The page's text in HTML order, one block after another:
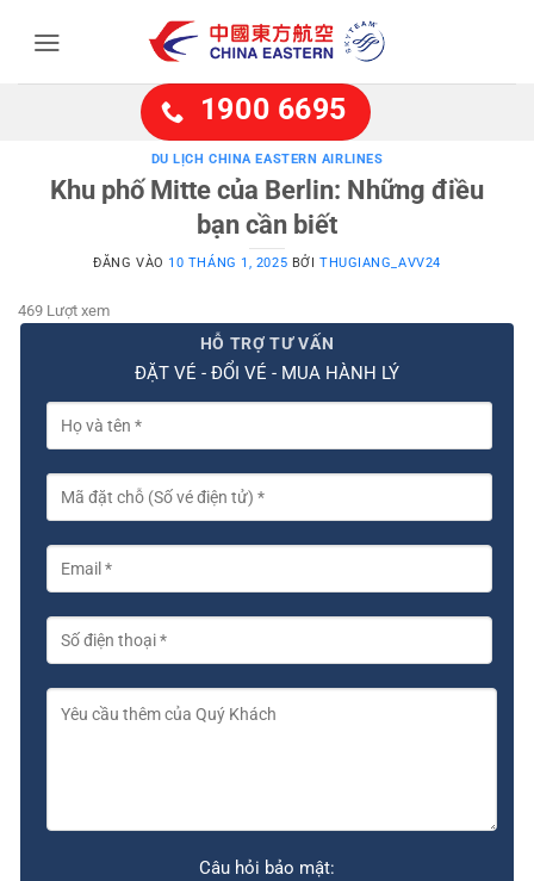
1900 6695
DU LỊCH CHINA EASTERN AIRLINES
Khu phố Mitte của Berlin: Những điều
bạn cần biết
ĐĂNG VÀO 10 THÁNG 1, 2025 BỞI THUGIANG_AVV24
469 Lượt xem
HỖ TRỢ TƯ VẤN
ĐẶT VÉ - ĐỔI VÉ - MUA HÀNH LÝ
Câu hỏi bảo mật: